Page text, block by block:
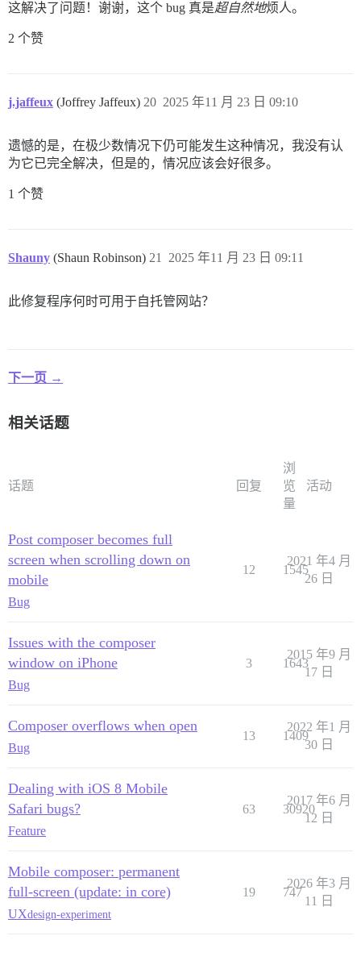
这解决了问题！谢谢，这个 bug 真是超自然地烦人。
2 个赞
j.jaffeux (Joffrey Jaffeux) 2025 年11 月 23 日 09:10
20
遗憾的是，在极少数情况下仍可能发生这种情况，我没有认
为它已完全解决，但是的，情况应该会好很多。
1 个赞
Shauny (Shaun Robinson) 2025 年11 月 23 日 09:11
21
此修复程序何时可用于自托管网站？
下一页 →
相关话题
话题 回复
浏
览
量
活动
Post composer becomes full
screen when scrolling down on
mobile
Bug
12 1545
2021 年4 月
26 日
Issues with the composer
window on iPhone
Bug
3 1643
2015 年9 月
17 日
Composer overflows when open
Bug
13 1409
2022 年1 月
30 日
Dealing with iOS 8 Mobile
Safari bugs?
Feature
63 30920
2017 年6 月
12 日
Mobile composer: permanent
full-screen (update: in core)
UXdesign-experiment
19 747
2026 年3 月
11 日